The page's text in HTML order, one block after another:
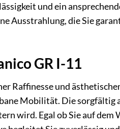
und ein
Ausstrahlung, die Sie
GR I-11
Raffinesse und
Mobilität. Die sorgfältig
wird. Egal ob Sie auf dem